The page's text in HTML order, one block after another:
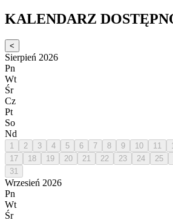
KALENDARZ
<
Sierpień 2026
Pn
Wt
Śr
Cz
Pt
So
Nd
1 2 3 4 5 6 7 8 9 10 11
17
18 19 20 21 22 23 24 25
31
Wrzesień 2026
Pn
Wt
Śr